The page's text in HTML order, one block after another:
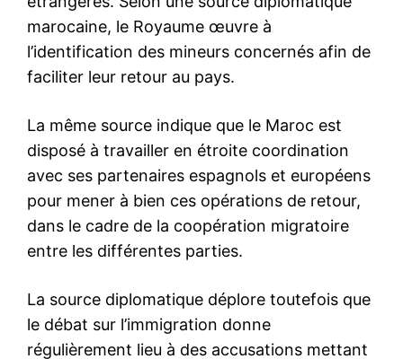
S'ABONNER MAINTENANT
Insight Publications